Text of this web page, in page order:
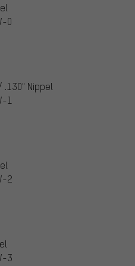
0
Nippel
1
2
3